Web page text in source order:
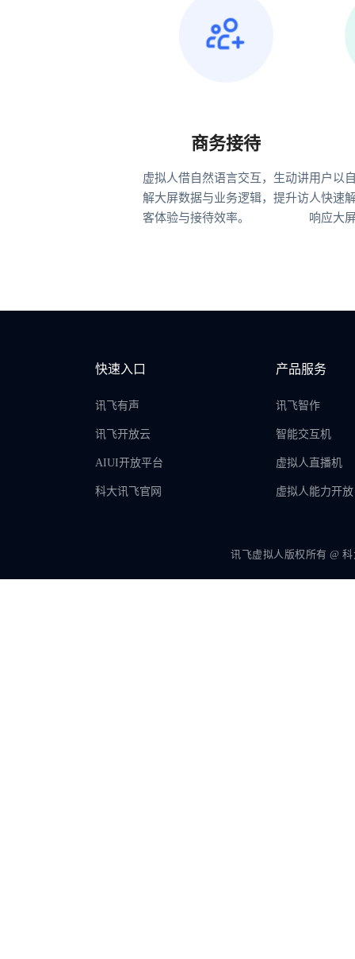
商务接待
虚拟人借自然语言交互，生动讲
解大屏数据与业务逻辑，提升访
客体验与接待效率。
用户以
人快速
响应大
快速入口
讯飞有声
讯飞开放云
AIUI开放平台
科大讯飞官网
产品服务
讯飞智作
智能交互机
虚拟人直播机
虚拟人能力开放
讯飞虚拟人版权所有 @